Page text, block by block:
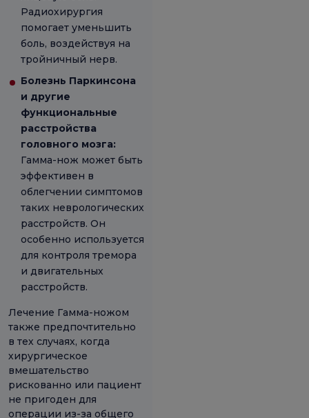
Радиохирургия
помогает уменьшить
боль, воздействуя на
тройничный нерв.
Болезнь Паркинсона
и другие
функциональные
расстройства
головного мозга:
Гамма-нож может быть
эффективен в
облегчении симптомов
таких неврологических
расстройств. Он
особенно используется
для контроля тремора
и двигательных
расстройств.
Лечение Гамма-ножом
также предпочтительно
в тех случаях, когда
хирургическое
вмешательство
рискованно или пациент
не пригоден для
операции из-за общего